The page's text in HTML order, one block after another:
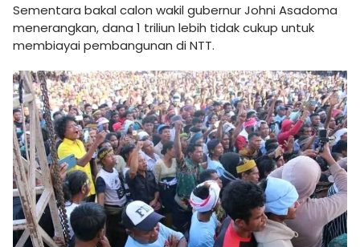
Sementara bakal calon wakil gubernur Johni Asadoma
menerangkan, dana 1 triliun lebih tidak cukup untuk
membiayai pembangunan di NTT.